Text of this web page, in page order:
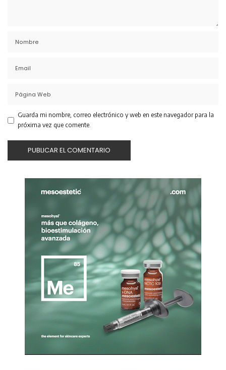
Guarda mi nombre, correo electrónico y web en este navegador para la
próxima vez que comente.